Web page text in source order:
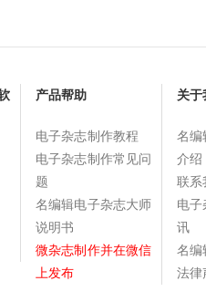
产品帮助
电子杂志制作教程
电子杂志制作常见问
题
名编辑电子杂志大师
说明书
微杂志制作并在微信
上发布
关于
名编
介绍
联系
电子
讯
名编
法律